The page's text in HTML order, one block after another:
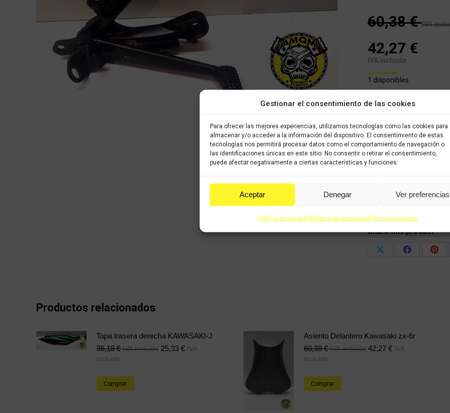
Gestionar el consentimiento de las cookies
Para ofrecer las mejores experiencias, utilizamos tecnologías como las cookies para
almacenar y/o acceder a la información del dispositivo. El consentimiento de estas
tecnologías nos permitirá procesar datos como el comportamiento de navegación o
las identificaciones únicas en este sitio. No consentir o retirar el consentimiento,
puede afectar negativamente a ciertas características y funciones.
Aceptar Denegar Ver preferencias
Política de CookiesPolítica de privacidadTérminos legales
60,38€ IVA
42,27 €
IVA incluido
1 disponibles
Este es un recambio
almacenado en nuestro
brevedad posible. Todos
sido verificados y
con garantía
Recambios
Share this product
Share
Share
Share
Productos relacionados
Tapa trasera derecha KAWASAKI-J
36,18€ IVA incluido 25,33 € IVA
incluido
Comprar
Asiento Delantero Kawasaki zx-6r
60,38€ IVA incluido 42,27 € IVA
incluido
Comprar